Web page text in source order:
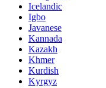
Icelandic
Igbo
Javanese
Kannada
Kazakh
Khmer
Kurdish
Kyrgyz